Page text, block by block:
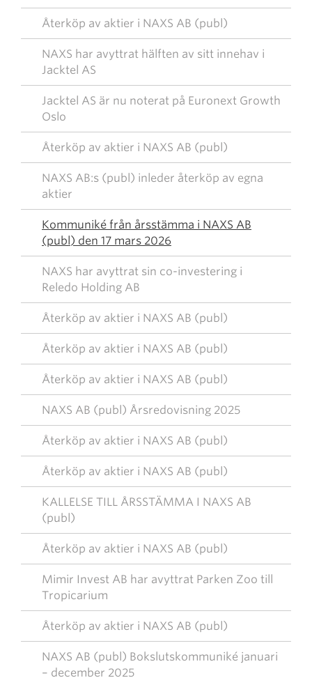
Återköp av aktier i NAXS AB (publ)
NAXS har avyttrat hälften av sitt innehav i
Jacktel AS
Jacktel AS är nu noterat på Euronext Growth
Oslo
Återköp av aktier i NAXS AB (publ)
NAXS AB:s (publ) inleder återköp av egna
aktier
Kommuniké från årsstämma i NAXS AB
(publ) den 17 mars 2026
NAXS har avyttrat sin co-investering i
Reledo Holding AB
Återköp av aktier i NAXS AB (publ)
Återköp av aktier i NAXS AB (publ)
Återköp av aktier i NAXS AB (publ)
NAXS AB (publ) Årsredovisning 2025
Återköp av aktier i NAXS AB (publ)
Återköp av aktier i NAXS AB (publ)
KALLELSE TILL ÅRSSTÄMMA I NAXS AB
(publ)
Återköp av aktier i NAXS AB (publ)
Mimir Invest AB har avyttrat Parken Zoo till
Tropicarium
Återköp av aktier i NAXS AB (publ)
NAXS AB (publ) Bokslutskommuniké januari
– december 2025